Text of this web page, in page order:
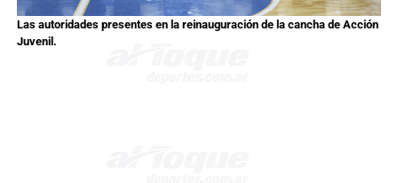
Las autoridades presentes en la reinauguración de la cancha de Acción
Juvenil.